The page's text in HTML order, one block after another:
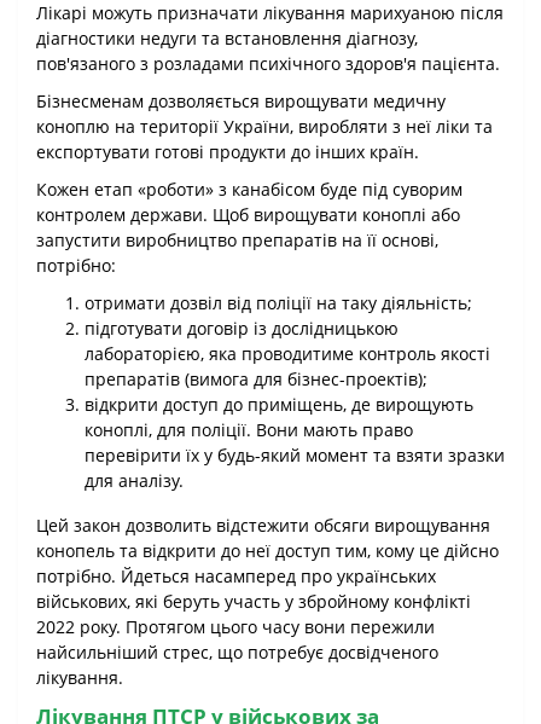
Лікарі можуть призначати лікування марихуаною після
діагностики недуги та встановлення діагнозу,
пов'язаного з розладами психічного здоров'я пацієнта.
Бізнесменам дозволяється вирощувати медичну
коноплю на території України, виробляти з неї ліки та
експортувати готові продукти до інших країн.
Кожен етап «роботи» з канабісом буде під суворим
контролем держави. Щоб вирощувати коноплі або
запустити виробництво препаратів на її основі,
потрібно:
отримати дозвіл від поліції на таку діяльність;
підготувати договір із дослідницькою
лабораторією, яка проводитиме контроль якості
препаратів (вимога для бізнес-проектів);
відкрити доступ до приміщень, де вирощують
коноплі, для поліції. Вони мають право
перевірити їх у будь-який момент та взяти зразки
для аналізу.
Цей закон дозволить відстежити обсяги вирощування
конопель та відкрити до неї доступ тим, кому це дійсно
потрібно. Йдеться насамперед про українських
військових, які беруть участь у збройному конфлікті
2022 року. Протягом цього часу вони пережили
найсильніший стрес, що потребує досвідченого
лікування.
Лікування ПТСР у військових за